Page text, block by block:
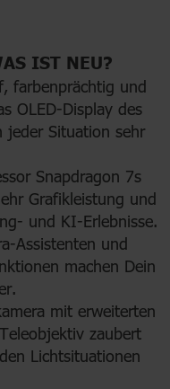
IST NEU?
farbenprächtig und
OLED-Display des
jeder Situation sehr
Snapdragon 7s
Grafikleistung und
und KI-Erlebnisse.
Assistenten und
machen Dein
mit erweiterten
zaubert
Lichtsituationen